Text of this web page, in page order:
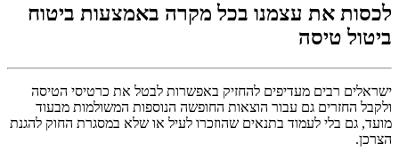
לכסות את עצמנו בכל מקרה באמצעות ביטוח
ביטול טיסה
ישראלים רבים מעדיפים להחזיק באפשרות לבטל את כרטיסי הטיסה
ולקבל החזרים גם עבור הוצאות החופשה הנוספות המשולמות מבעוד
מועד, גם בלי לעמוד בתנאים שהוזכרו לעיל או שלא במסגרת החוק להגנת
הצרכן.